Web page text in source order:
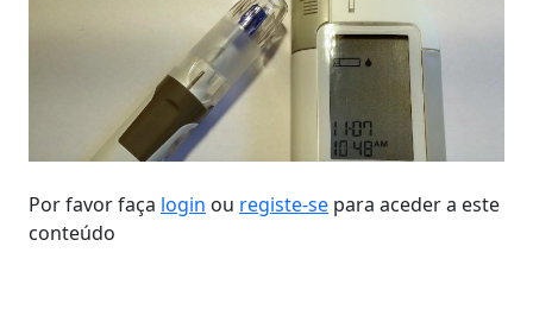
Por favor faça login ou registe-se para aceder a este
conteúdo